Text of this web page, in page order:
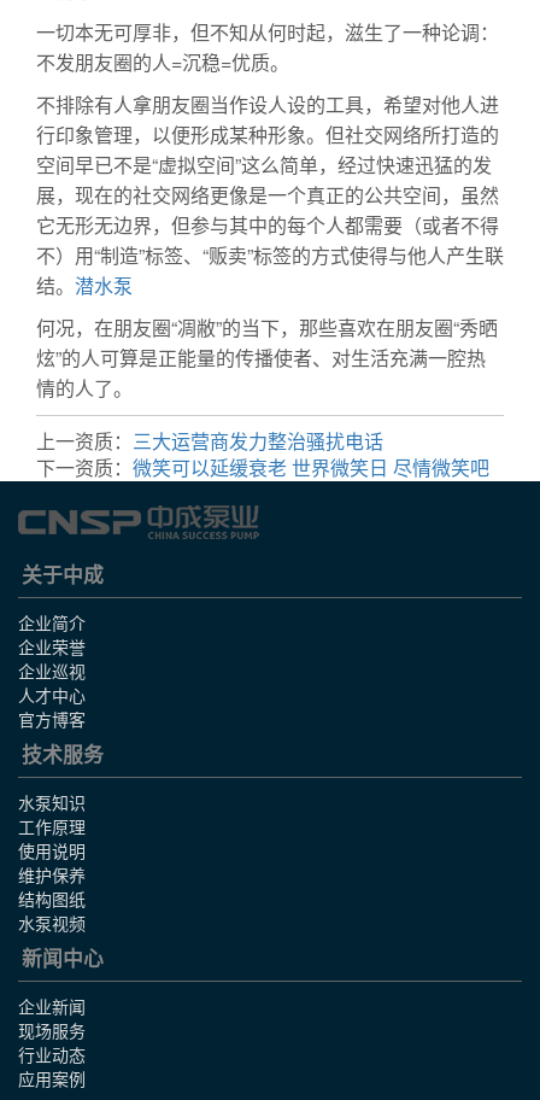
一切本无可厚非，但不知从何时起，滋生了一种论调：
不发朋友圈的人=沉稳=优质。
不排除有人拿朋友圈当作设人设的工具，希望对他人进
行印象管理，以便形成某种形象。但社交网络所打造的
空间早已不是“虚拟空间”这么简单，经过快速迅猛的发
展，现在的社交网络更像是一个真正的公共空间，虽然
它无形无边界，但参与其中的每个人都需要（或者不得
不）用“制造”标签、“贩卖”标签的方式使得与他人产生联
结。 潜水泵
何况，在朋友圈“凋敝”的当下，那些喜欢在朋友圈“秀晒
炫”的人可算是正能量的传播使者、对生活充满一腔热
情的人了。
上一资质： 三大运营商发力整治骚扰电话
下一资质： 微笑可以延缓衰老 世界微笑日 尽情微笑吧
关于中成
企业简介
企业荣誉
企业巡视
人才中心
官方博客
技术服务
水泵知识
工作原理
使用说明
维护保养
结构图纸
水泵视频
新闻中心
企业新闻
现场服务
行业动态
应用案例